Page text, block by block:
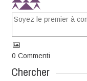
0 Commenti
Chercher